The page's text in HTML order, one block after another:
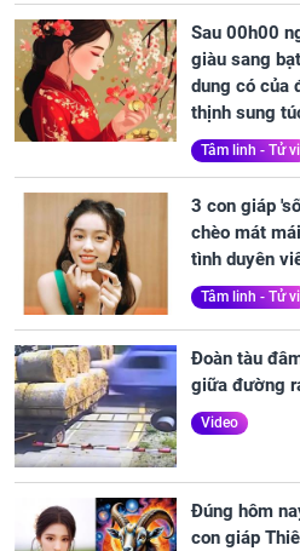
Sau 00h00
giàu sang
dung có của
thịnh sung
Tâm linh - Tử vi
3 con giáp
chèo mát
tình duyên
Tâm linh - Tử vi
Đoàn tàu
giữa đường
Video
Đúng hôm
con giáp